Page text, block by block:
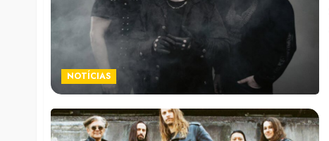
NOTÍCIAS